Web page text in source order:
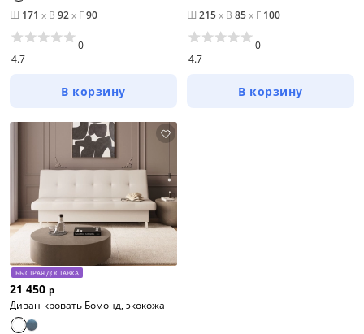
Ширина, см
Глубина, см
от
Высота, см
от
Ш 171 x В 92x Г90
4.7
0
В корзину
Ш 215x В 85x Г 100
4.7
0
В корзину
БЫСТРАЯ ДОСТАВКА
21 450 р
Диван-кровать Бомонд, экокожа